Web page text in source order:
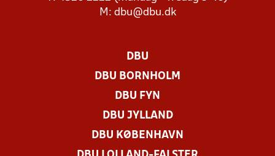
M: dbu@dbu.dk
DBU
DBU BORNHOLM
DBU FYN
DBU JYLLAND
DBU KØBENHAVN